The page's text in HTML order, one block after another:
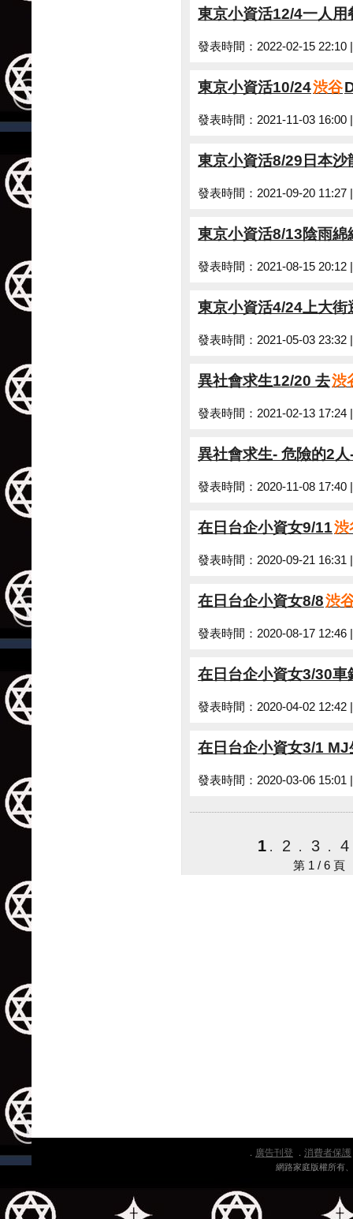
東京小資活12/4一人
發表時間：2022-02-15 22:10
東京小資活10/24渋谷
發表時間：2021-11-03 16:00
東京小資活8/29日本沙
發表時間：2021-09-20 11:27
東京小資活8/13陰雨綿
發表時間：2021-08-15 20:12
東京小資活4/24上大街
發表時間：2021-05-03 23:32
異社會求生12/20 去渋
發表時間：2021-02-13 17:24
異社會求生- 危險的2
發表時間：2020-11-08 17:40
在日台企小資女9/11渋
發表時間：2020-09-21 16:31
在日台企小資女8/8渋
發表時間：2020-08-17 12:46
在日台企小資女3/30車
發表時間：2020-04-02 12:42
在日台企小資女3/1 MJ
發表時間：2020-03-06 15:01
1. 2 . 3 . 4
第 1 / 6
． 廣告刊登 ． 消費者保護
網路家庭版權所有